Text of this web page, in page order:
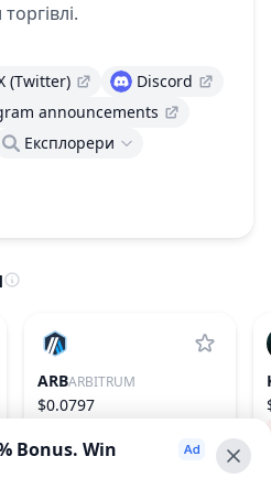
(Twitter)
Discord
announcements
Експлорери
ARBARBITRUM
$0.0797
Bonus. Win